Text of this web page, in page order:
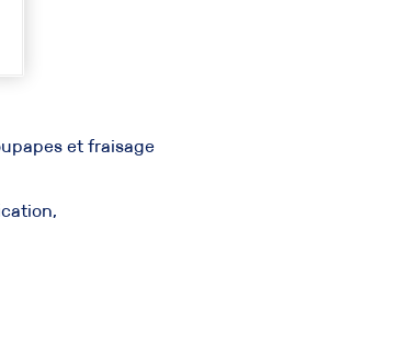
et fraisage